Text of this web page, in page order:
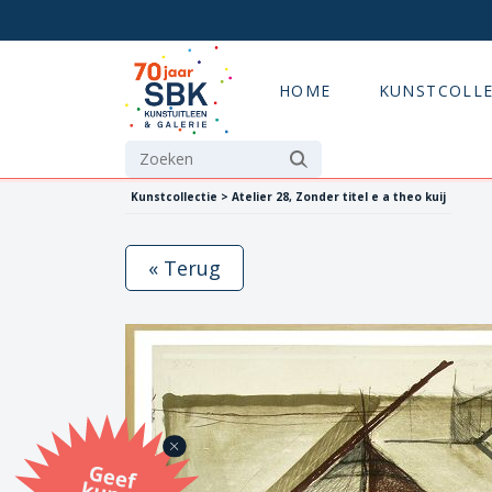
HOME
Kunstcollectie > Atelier 28, Zonder titel e a theo kuij
G
eef
u
n
st
a
d
o
m
et
e SB
K
u
n
stb
o
n
« Terug